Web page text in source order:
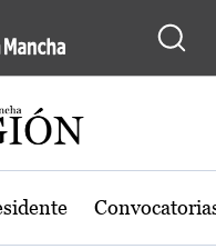
de Castilla-